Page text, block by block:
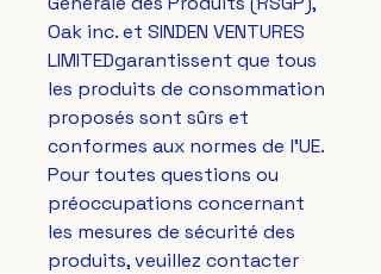
Oak inc. et SINDEN VENTURES
LIMITEDgarantissent que tous
les produits de consommation
proposés sont sûrs et
conformes aux normes de l'UE.
Pour toutes questions ou
préoccupations concernant
les mesures de sécurité des
produits, veuillez contacter